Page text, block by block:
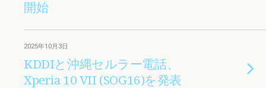
開始
2025年10月3日
KDDIと沖縄セルラー電話、
Xperia 10 VII (SOG16)を発表